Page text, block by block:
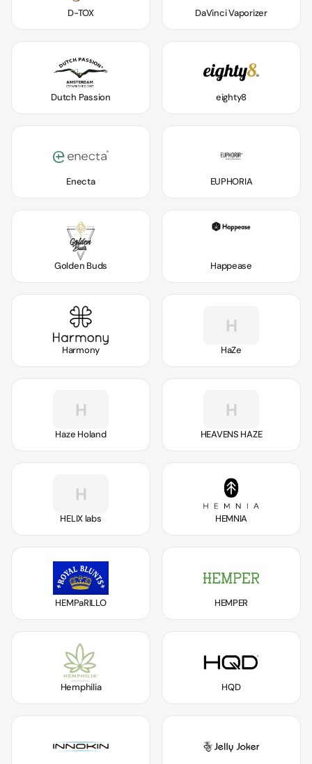
D-TOX DaVinci Vaporizer
Dutch Passion eighty8
Enecta EUPHORIA
Golden Buds Happease
Harmony
H
HaZe
H
Haze Holand
H
HEAVENS HAZE
H
HELIX labs HEMNIA
HEMPaRILLO HEMPER
Hemphilia HQD